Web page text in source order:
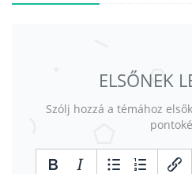
ELSŐNEK
Szólj hozzá a témához